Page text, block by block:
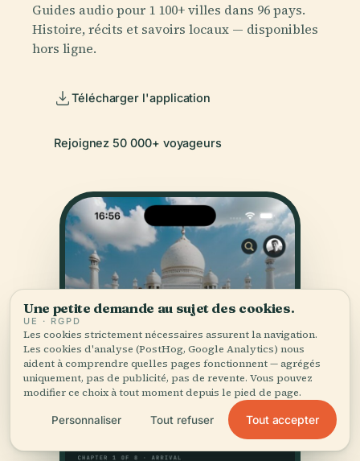
Guides audio pour 1 100+ villes dans 96 pays.
Histoire, récits et savoirs locaux — disponibles
hors ligne.
Télécharger l'application
Rejoignez 50 000+ voyageurs
Une petite demande au sujet des cookies.
UE · RGPD
Les cookies strictement nécessaires assurent la navigation.
Les cookies d'analyse (PostHog, Google Analytics) nous
aident à comprendre quelles pages fonctionnent — agrégés
uniquement, pas de publicité, pas de revente. Vous pouvez
modifier ce choix à tout moment depuis le pied de page.
Personnaliser Tout refuser Tout accepter